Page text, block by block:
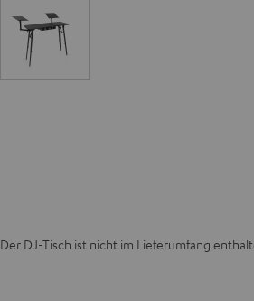
Der DJ-Tisch ist nicht im Lieferumfang